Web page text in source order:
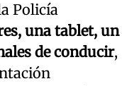
Policía
una tablet, un
de conducir,